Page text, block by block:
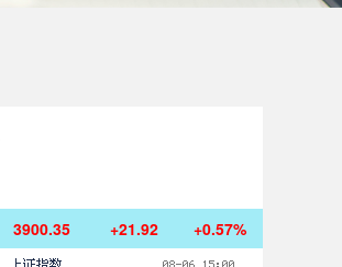
3900.35 +21.92 +0.57%